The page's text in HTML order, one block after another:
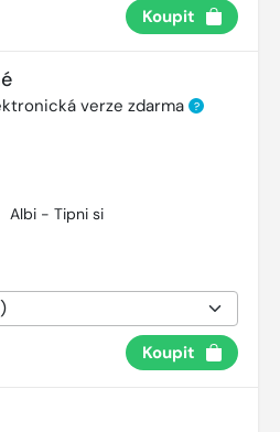
Koupit
verze zdarma ?
Albi - Tipni si
Koupit